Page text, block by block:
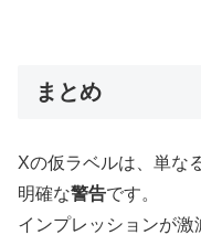
まとめ
Xの仮ラベルは、単な
明確な警告です。
インプレッションが